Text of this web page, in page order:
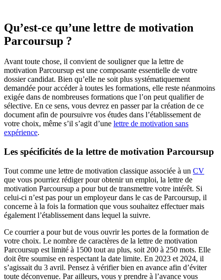
Qu’est-ce qu’une lettre de motivation
Parcoursup ?
Avant toute chose, il convient de souligner que la lettre de
motivation Parcoursup est une composante essentielle de votre
dossier candidat. Bien qu’elle ne soit plus systématiquement
demandée pour accéder à toutes les formations, elle reste néanmoins
exigée dans de nombreuses formations que l’on peut qualifier de
sélective. En ce sens, vous devrez en passer par la création de ce
document afin de poursuivre vos études dans l’établissement de
votre choix, même s’il s’agit d’une lettre de motivation sans
expérience.
Les spécificités de la lettre de motivation Parcoursup
Tout comme une lettre de motivation classique associée à un CV
que vous pourriez rédiger pour obtenir un emploi, la lettre de
motivation Parcoursup a pour but de transmettre votre intérêt. Si
celui-ci n’est pas pour un employeur dans le cas de Parcoursup, il
concerne à la fois la formation que vous souhaitez effectuer mais
également l’établissement dans lequel la suivre.
Ce courrier a pour but de vous ouvrir les portes de la formation de
votre choix. Le nombre de caractères de la lettre de motivation
Parcoursup est limité à 1500 tout au plus, soit 200 à 250 mots. Elle
doit être soumise en respectant la date limite. En 2023 et 2024, il
s’agissait du 3 avril. Pensez à vérifier bien en avance afin d’éviter
toute déconvenue. Par ailleurs, vous y prendre à l’avance vous